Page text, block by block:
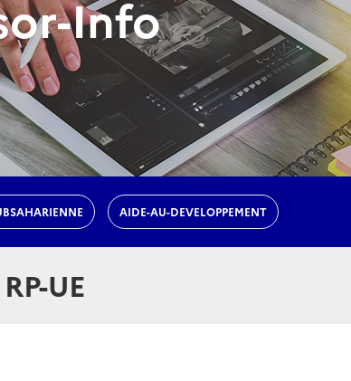
Info
AIDE-AU-DEVELOPPEMENT
UE